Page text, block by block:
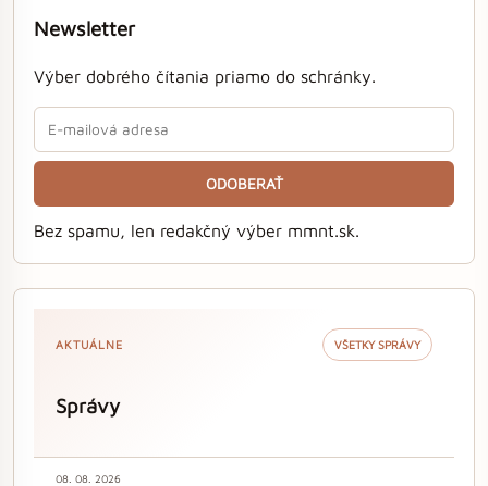
Newsletter
Výber dobrého čítania priamo do schránky.
ODOBERAŤ
Bez spamu, len redakčný výber mmnt.sk.
AKTUÁLNE VŠETKY SPRÁVY
Správy
08. 08. 2026